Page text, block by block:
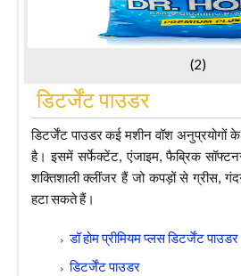
(2)
डिटर्जेंट पाउडर
डिटर्जेंट पाउडर कई मशीन वॉश अनुप्रयोगों
है। इसमें सर्फेक्टेंट, एंजाइम, फैब्रिक
शक्तिशाली क्लींजर हैं जो कपड़ों से ग्रीस,
हटा सकते हैं।
डॉ होम प्रीमियम प्लस डिटर्जेंट पाउडर
डिटर्जेंट पाउडर